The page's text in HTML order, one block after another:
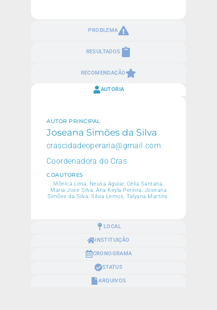
PROBLEMA
RESULTADOS
RECOMENDAÇÃO
AUTORIA
LOCAL
INSTITUIÇÃO
CRONOGRAMA
STATUS
ARQUIVOS
AUTOR PRINCIPAL
Joseana Simões da Silva
crascidadeoperaria@gmail.com
Coordenadora do Cras
COAUTORES
Mônica Lima, Neusa Aguiar, Célia Santana,
Maria Jose Silva, Ana Keyla Pereira, Joseana
Simões da Silva, Silvia Lemos, Talyana Martins.